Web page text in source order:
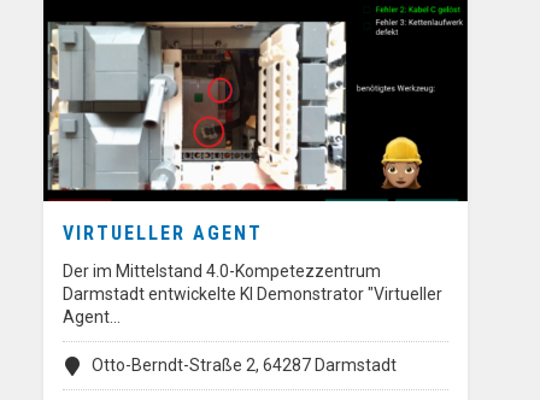
VIRTUELLER AGENT
Der im Mittelstand 4.0-Kompetezzentrum
Darmstadt entwickelte KI Demonstrator "Virtueller
Agent…
Otto-Berndt-Straße 2, 64287 Darmstadt